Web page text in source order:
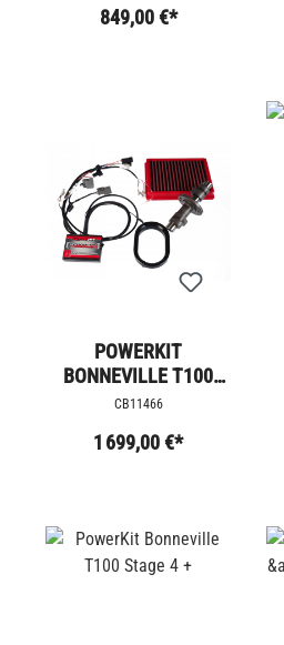
849,00 €*
POWERKIT
BONNEVILLE T100
STAGE 3
CB11466
1 699,00 €*